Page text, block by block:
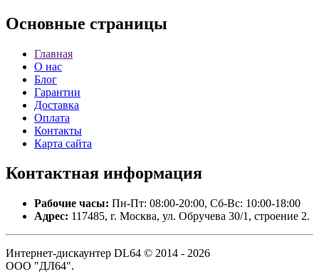
Основные страницы
Главная
О нас
Блог
Гарантии
Доставка
Оплата
Контакты
Карта сайта
Контактная информация
Рабочие часы: Пн-Пт: 08:00-20:00, Сб-Вс: 10:00-18:00
Адрес: 117485, г. Москва, ул. Обручева 30/1, строение 2.
Интернет-дискаунтер DL64 © 2014 - 2026
ООО "ДЛ64".